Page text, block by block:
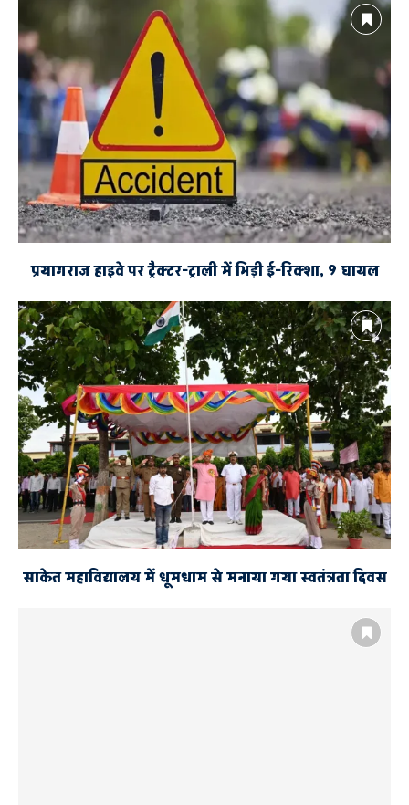
प्रयागराज हाइवे पर ट्रैक्टर-ट्राली में भिड़ी ई-रिक्शा, 9 घायल
साकेत महाविद्यालय में धूमधाम से मनाया गया स्वतंत्रता दिवस